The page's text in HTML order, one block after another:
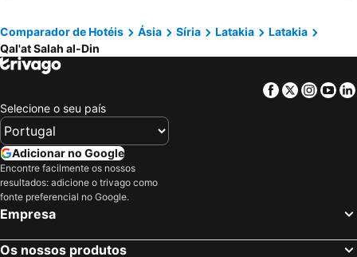
Adana Bus Terminal
Konnos Bay
Pernera P
Antakya Bus Terminal
Qalaat al-Madiq Fortress
Hatay Airport
Iskenderun Bus Terminal
Antakya Train Station
Aleppo International Airport
Citadel of Raymond de Saint-Gilles
Kilis Bus Terminal
Büyüksaat kulesi
Comparador de Hotéis Ásia Síria Latakia
Latakia
Qal'at Salah al-Din
Facebook
Twitter
Selecione o seu país
Adicionar no Google
Encontre facilmente os nossos
resultados: adicione o trivago como
fonte preferencial no Google.
Empresa
Os nossos produtos